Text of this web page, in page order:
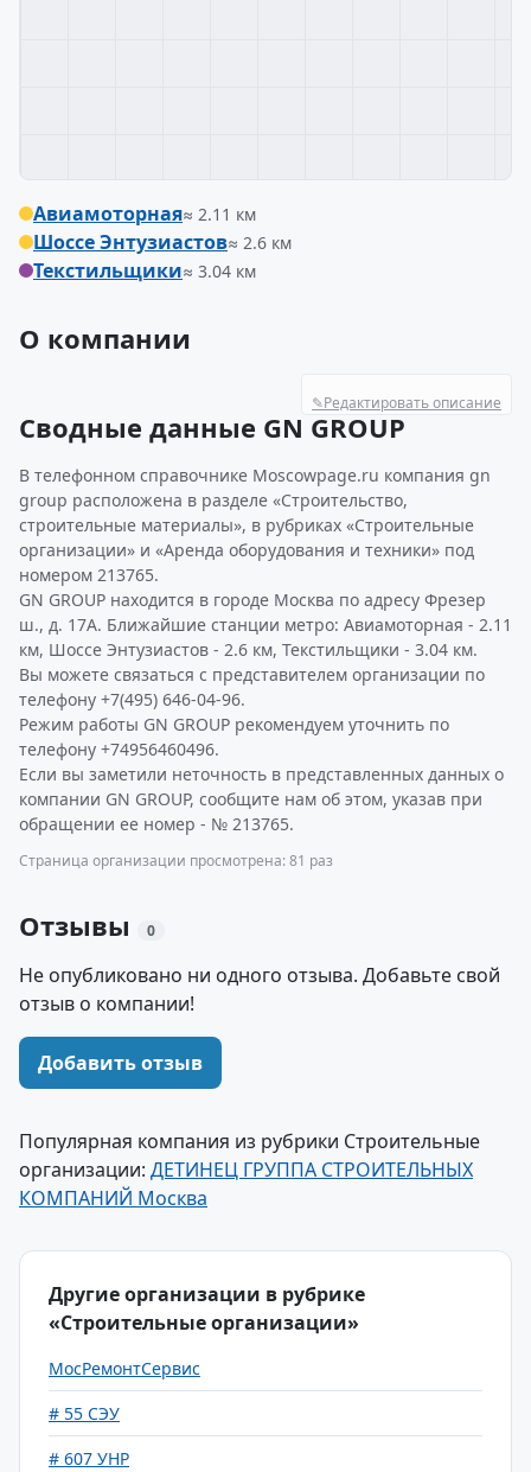
Авиамоторная≈ 2.11 км
Шоссе Энтузиастов≈ 2.6 км
Текстильщики≈ 3.04 км
О компании
✎Редактировать описание
Сводные данные GN GROUP
В телефонном справочнике Moscowpage.ru компания gn
group расположена в разделе «Строительство,
строительные материалы», в рубриках «Строительные
организации» и «Аренда оборудования и техники» под
номером 213765.
GN GROUP находится в городе Москва по адресу Фрезер
ш., д. 17А. Ближайшие станции метро: Авиамоторная - 2.11
км, Шоссе Энтузиастов - 2.6 км, Текстильщики - 3.04 км.
Вы можете связаться с представителем организации по
телефону +7(495) 646-04-96.
Режим работы GN GROUP рекомендуем уточнить по
телефону +74956460496.
Если вы заметили неточность в представленных данных о
компании GN GROUP, сообщите нам об этом, указав при
обращении ее номер - № 213765.
Страница организации просмотрена: 81 раз
Отзывы 0
Не опубликовано ни одного отзыва. Добавьте свой
отзыв о компании!
Добавить отзыв
Популярная компания из рубрики Строительные
организации: ДЕТИНЕЦ ГРУППА СТРОИТЕЛЬНЫХ
КОМПАНИЙ Москва
Другие организации в рубрике
«Строительные организации»
МосРемонтСервис
# 55 СЭУ
# 607 УНР